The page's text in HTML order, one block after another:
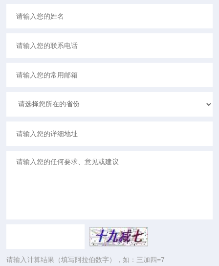
请输入计算结果（填写阿拉伯数字），如：三加四=7